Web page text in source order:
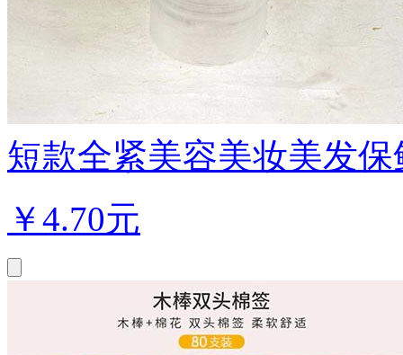
短款全紧美容美妆美发
￥4.70元